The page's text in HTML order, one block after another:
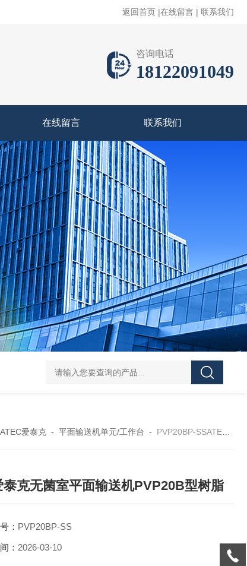
返回首页 |在线留言 | 联系我们
咨询电话
18122091049
在线留言 联系我们
L-00/01/02/03DAICO大浩研
ATEC爱泰克- 平面输送机单元/工作台 - PVP20BP-SSATEC爱泰克无菌室平面输送机PVP20B型树脂
泰克无菌室平面输送机PVP20B型树脂
： PVP20BP-SS
： 2026-03-10